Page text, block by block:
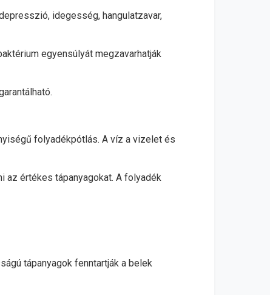
idegesség, hangulatzavar,
egyensúlyát megzavarhatják
folyadékpótlás. A víz a vizelet és
értékes tápanyagokat. A folyadék
tápanyagok fenntartják a belek